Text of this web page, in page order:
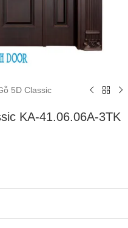
5D Classic
KA-41.06.06A-3TK